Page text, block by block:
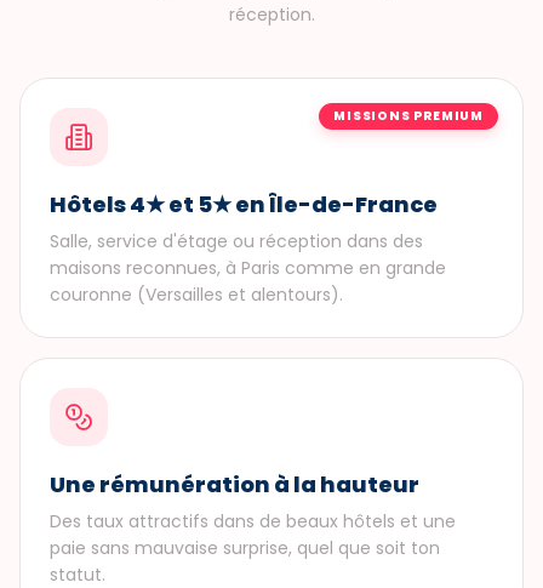
réception.
MISSIONS PREMIUM
Hôtels 4★ et 5★ en Île-de-France
Salle, service d'étage ou réception dans des
maisons reconnues, à Paris comme en grande
couronne (Versailles et alentours).
Une rémunération à la hauteur
Des taux attractifs dans de beaux hôtels et une
paie sans mauvaise surprise, quel que soit ton
statut.